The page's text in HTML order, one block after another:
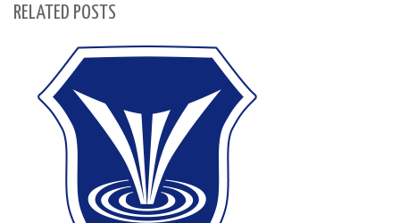
RELATED POSTS